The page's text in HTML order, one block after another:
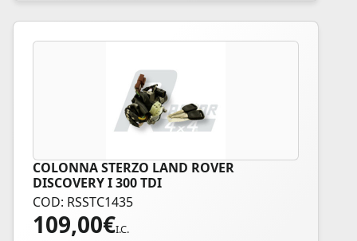
COLONNA STERZO LAND ROVER
DISCOVERY I 300 TDI
COD: RSSTC1435
109,00€I.C.